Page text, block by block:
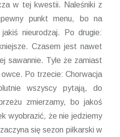
w tej kwestii. Naleśniki z
punkt menu, bo na
nieurodzaj. Po drugie:
Czasem jest nawet
sawannie. Tyle że zamiast
Po trzecie: Chorwacja
wszyscy pytają, do
zmierzamy, bo jakoś
wyobrazić, że nie jedziemy
się sezon piłkarski w